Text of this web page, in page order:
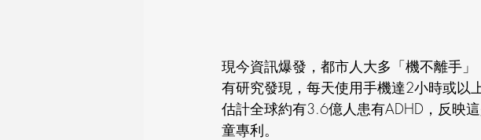
現今資訊爆發，都市人大多「機不離手
有研究發現，每天使用手機達2小時或以
估計全球約有3.6億人患有ADHD，反映
童專利。